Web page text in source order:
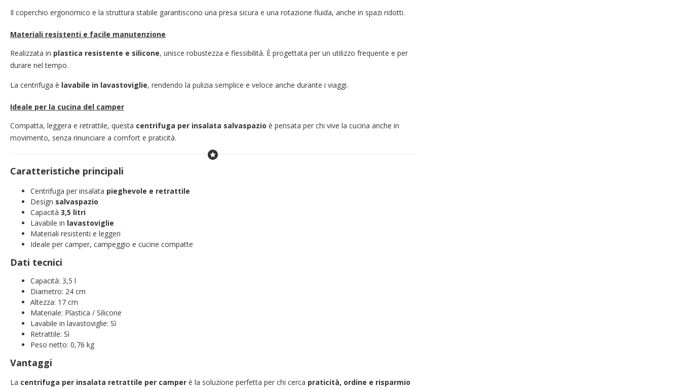
Il coperchio ergonomico e la struttura stabile garantiscono una presa sicura e una rotazione fluida, anche in spazi ridotti.
Materiali resistenti e facile manutenzione
Realizzata in plastica resistente e silicone, unisce robustezza e flessibilità. È progettata per un utilizzo frequente e per
durare nel tempo.
La centrifuga è lavabile in lavastoviglie, rendendo la pulizia semplice e veloce anche durante i viaggi.
Ideale per la cucina del camper
Compatta, leggera e retrattile, questa centrifuga per insalata salvaspazio è pensata per chi vive la cucina anche in
movimento, senza rinunciare a comfort e praticità.
Caratteristiche principali
Centrifuga per insalata pieghevole e retrattile
Design salvaspazio
Capacità 3,5 litri
Lavabile in lavastoviglie
Materiali resistenti e leggeri
Ideale per camper, campeggio e cucine compatte
Dati tecnici
Capacità: 3,5 l
Diametro: 24 cm
Altezza: 17 cm
Materiale: Plastica / Silicone
Lavabile in lavastoviglie: Sì
Retrattile: Sì
Peso netto: 0,76 kg
Vantaggi
La centrifuga per insalata retrattile per camper è la soluzione perfetta per chi cerca praticità, ordine e risparmio